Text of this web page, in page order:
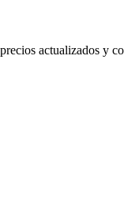
actualizados y